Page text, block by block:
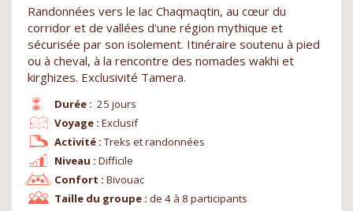
Randonnées vers le lac Chaqmaqtin, au cœur du
corridor et de vallées d'une région mythique et
sécurisée par son isolement. Itinéraire soutenu à pied
ou à cheval, à la rencontre des nomades wakhi et
kirghizes. Exclusivité Tamera.
Durée : 25 jours
Niveau : Difficile
Voyage : Exclusif
Confort : Bivouac
Activité : Treks et randonnées
Taille du groupe : de 4 à 8 participants